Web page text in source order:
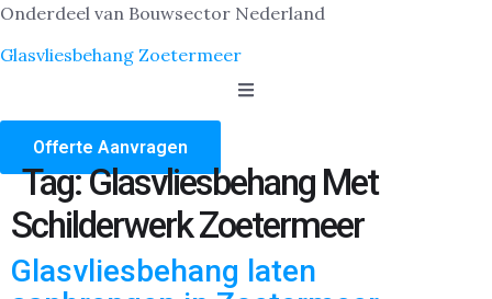
Onderdeel van Bouwsector Nederland
Glasvliesbehang Zoetermeer
Offerte Aanvragen
Tag:Glasvliesbehang Met
Schilderwerk Zoetermeer
Glasvliesbehang laten